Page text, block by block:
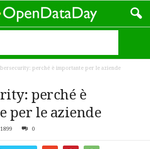
perché è importante per le aziende
perché è
per le aziende
1899 0